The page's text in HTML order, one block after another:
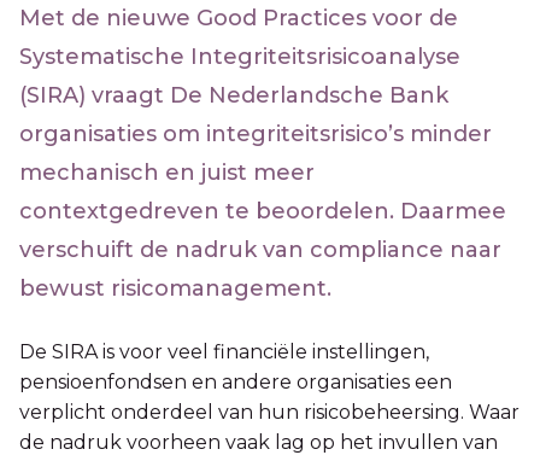
Met de nieuwe Good Practices voor de
Systematische Integriteitsrisicoanalyse
(SIRA) vraagt De Nederlandsche Bank
organisaties om integriteitsrisico’s minder
mechanisch en juist meer
contextgedreven te beoordelen. Daarmee
verschuift de nadruk van compliance naar
bewust risicomanagement.
De SIRA is voor veel financiële instellingen,
pensioenfondsen en andere organisaties een
verplicht onderdeel van hun risicobeheersing. Waar
de nadruk voorheen vaak lag op het invullen van